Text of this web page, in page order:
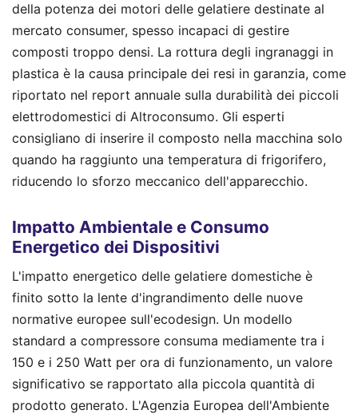
della potenza dei motori delle gelatiere destinate al
mercato consumer, spesso incapaci di gestire
composti troppo densi. La rottura degli ingranaggi in
plastica è la causa principale dei resi in garanzia, come
riportato nel report annuale sulla durabilità dei piccoli
elettrodomestici di Altroconsumo. Gli esperti
consigliano di inserire il composto nella macchina solo
quando ha raggiunto una temperatura di frigorifero,
riducendo lo sforzo meccanico dell'apparecchio.
Impatto Ambientale e Consumo
Energetico dei Dispositivi
L'impatto energetico delle gelatiere domestiche è
finito sotto la lente d'ingrandimento delle nuove
normative europee sull'ecodesign. Un modello
standard a compressore consuma mediamente tra i
150 e i 250 Watt per ora di funzionamento, un valore
significativo se rapportato alla piccola quantità di
prodotto generato. L'Agenzia Europea dell'Ambiente